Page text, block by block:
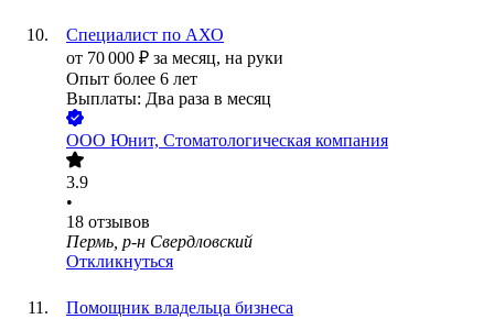
Специалист по АХО
от 70 000 ₽ за месяц, на руки
Опыт более 6 лет
Выплаты: Два раза в месяц
ООО Юнит, Стоматологическая компания
3.9
•
18 отзывов
Пермь, р-н Свердловский
Откликнуться
Помощник владельца бизнеса